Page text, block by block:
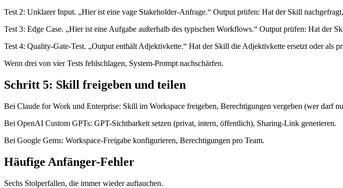
Test 2: Unklarer Input. „Hier ist eine vage Stakeholder-Anfrage.“ Output prüfen: Hat der Skill
Test 3: Edge Case. „Hier ist eine Aufgabe außerhalb des typischen Workflows.“ Output prüfen: Hat der
Test 4: Quality-Gate-Test. „Output enthält Adjektivkette.“ Hat der Skill die Adjektivkette ersetzt oder als
Wenn drei von vier Tests fehlschlagen, System-Prompt nachschärfen.
Schritt 5: Skill freigeben und teilen
Bei Claude for Work und Enterprise: Skill im Workspace freigeben, Berechtigungen vergeben (wer darf
Bei OpenAI Custom GPTs: GPT-Sichtbarkeit setzen (privat, intern, öffentlich), Sharing-Link generieren.
Bei Google Gems: Workspace-Freigabe konfigurieren, Berechtigungen pro Team.
Häufige Anfänger-Fehler
Sechs Stolperfallen, die immer wieder auftauchen.